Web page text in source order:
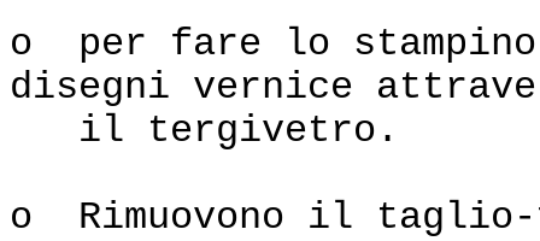
o per fare lo
disegni vernice
il tergivetro.
o Rimuovono il